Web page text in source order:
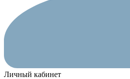
Личный кабинет